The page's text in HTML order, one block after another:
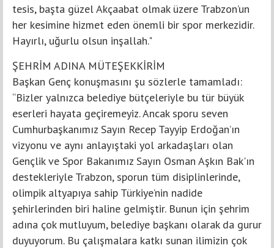
tesis, başta güzel Akçaabat olmak üzere Trabzon’un
her kesimine hizmet eden önemli bir spor merkezidir.
Hayırlı, uğurlu olsun inşallah."
ŞEHRİM ADINA MÜTEŞEKKİRİM
Başkan Genç konuşmasını şu sözlerle tamamladı:
“Bizler yalnızca belediye bütçeleriyle bu tür büyük
eserleri hayata geçiremeyiz. Ancak sporu seven
Cumhurbaşkanımız Sayın Recep Tayyip Erdoğan’ın
vizyonu ve aynı anlayıştaki yol arkadaşları olan
Gençlik ve Spor Bakanımız Sayın Osman Aşkın Bak'ın
destekleriyle Trabzon, sporun tüm disiplinlerinde,
olimpik altyapıya sahip Türkiye’nin nadide
şehirlerinden biri haline gelmiştir. Bunun için şehrim
adına çok mutluyum, belediye başkanı olarak da gurur
duyuyorum. Bu çalışmalara katkı sunan ilimizin çok